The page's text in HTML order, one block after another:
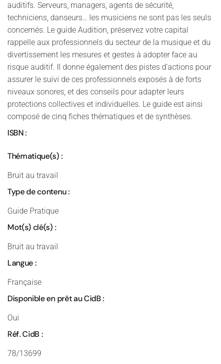
auditifs. Serveurs, managers, agents de sécurité,
techniciens, danseurs… les musiciens ne sont pas les seuls
concernés. Le guide Audition, préservez votre capital
rappelle aux professionnels du secteur de la musique et du
divertissement les mesures et gestes à adopter face au
risque auditif. Il donne également des pistes d’actions pour
assurer le suivi de ces professionnels exposés à de forts
niveaux sonores, et des conseils pour adapter leurs
protections collectives et individuelles. Le guide est ainsi
composé de cinq fiches thématiques et de synthèses.
ISBN :
Thématique(s) :
Bruit au travail
Type de contenu :
Guide Pratique
Mot(s) clé(s) :
Bruit au travail
Langue :
Française
Disponible en prêt au CidB :
Oui
Réf. CidB :
78/13699